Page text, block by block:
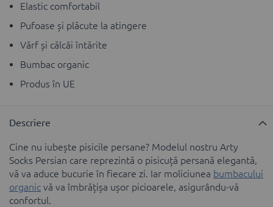
Elastic comfortabil
Pufoase și plăcute la atingere
Vărf și călcâi întărite
Bumbac organic
Produs în UE
Descriere
Cine nu iubește pisicile persane? Modelul nostru Arty
Socks Persian care reprezintă o pisicuță persană elegantă,
vă va aduce bucurie în fiecare zi. Iar moliciunea bumbacului
organic vă va îmbrățișa ușor picioarele, asigurându-vă
confortul.